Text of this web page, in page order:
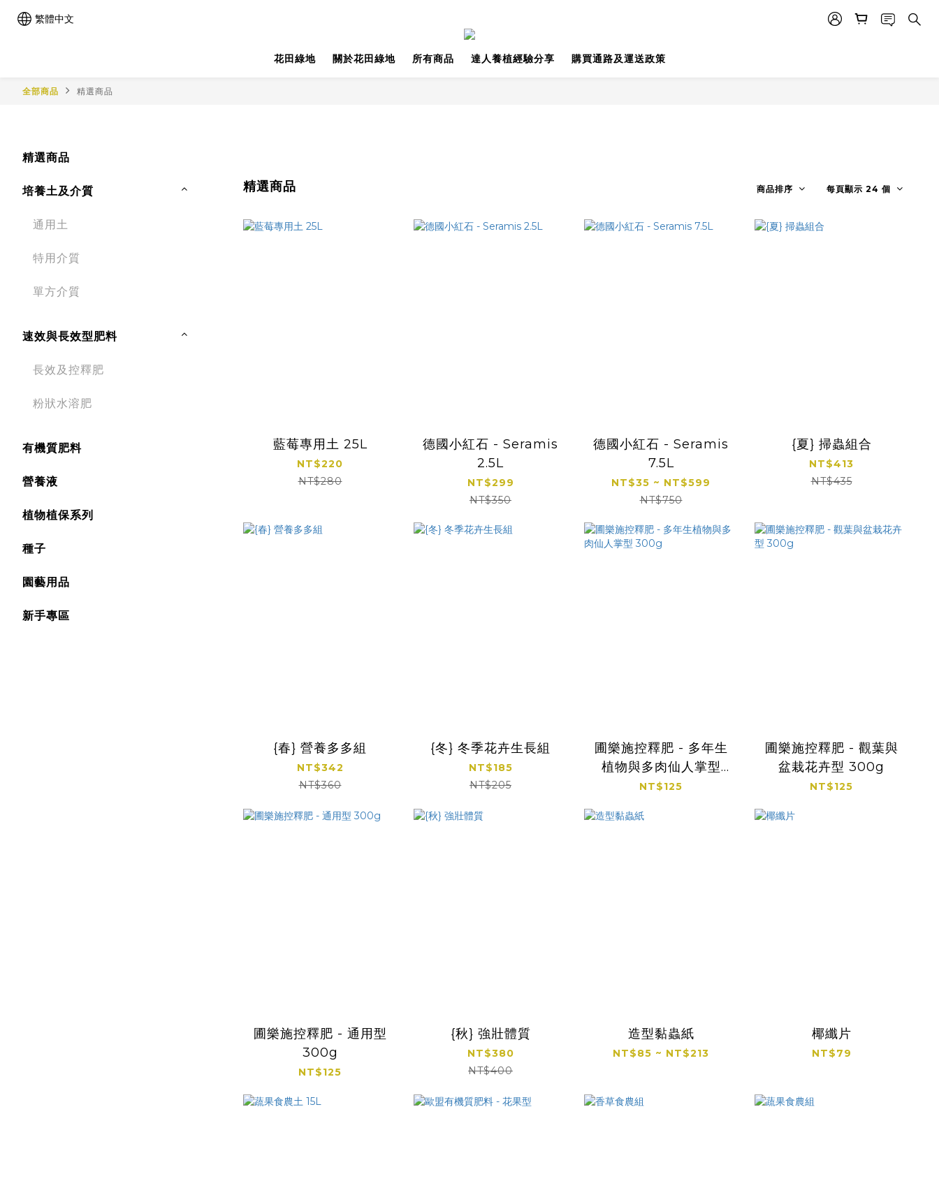
繁體中文
花田綠地 關於花田綠地 所有商品 達人養植經驗分享 購買通路及運送政策
全部商品 精選商品
精選商品
培養土及介質
通用土
特用介質
單方介質
速效與長效型肥料
長效及控釋肥
粉狀水溶肥
有機質肥料
營養液
植物植保系列
種子
園藝用品
新手專區
精選商品 商品排序 每頁顯示 24 個
藍莓專用土 25L
NT$220
NT$280
德國小紅石 - Seramis
2.5L
NT$299
NT$350
德國小紅石 - Seramis
7.5L
NT$35 ~ NT$599
NT$750
{夏} 掃蟲組合
NT$413
NT$435
{春} 營養多多組
NT$342
NT$360
{冬} 冬季花卉生長組
NT$185
NT$205
圃樂施控釋肥 - 多年生
植物與多肉仙人掌型
300g
NT$125
圃樂施控釋肥 - 觀葉與
盆栽花卉型 300g
NT$125
圃樂施控釋肥 - 通用型
300g
NT$125
{秋} 強壯體質
NT$380
NT$400
造型黏蟲紙
NT$85 ~ NT$213
椰纖片
NT$79